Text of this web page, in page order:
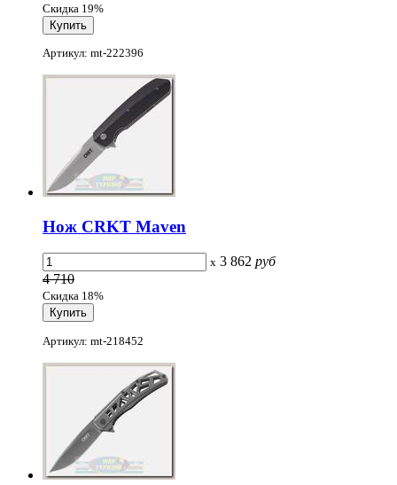
Скидка 19%
Артикул: mt-222396
Нож CRKT Maven
x 3 862 руб
4 710
Скидка 18%
Артикул: mt-218452